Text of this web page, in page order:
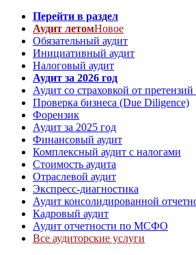
Перейти в раздел
Аудит летомНовое
Обязательный аудит
Инициативный аудит
Налоговый аудит
Аудит за 2026 год
Аудит со страховкой от
Проверка бизнеса (Due Diligence)
Форензик
Аудит за 2025 год
Финансовый аудит
Комплексный аудит с налогами
Стоимость аудита
Отраслевой аудит
Экспресс-диагностика
Аудит консолидированной
Кадровый аудит
Аудит отчетности по МСФО
Все аудиторские услуги